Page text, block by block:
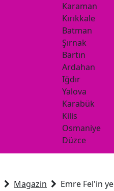
Karaman
Kırıkkale
Batman
Şırnak
Bartın
Ardahan
Iğdır
Yalova
Karabük
Kilis
Osmaniye
Düzce
Magazin Emre Fel'in